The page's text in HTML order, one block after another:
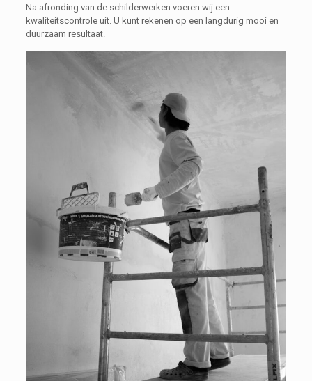
Na afronding van de schilderwerken voeren wij een
kwaliteitscontrole uit. U kunt rekenen op een langdurig mooi en
duurzaam resultaat.